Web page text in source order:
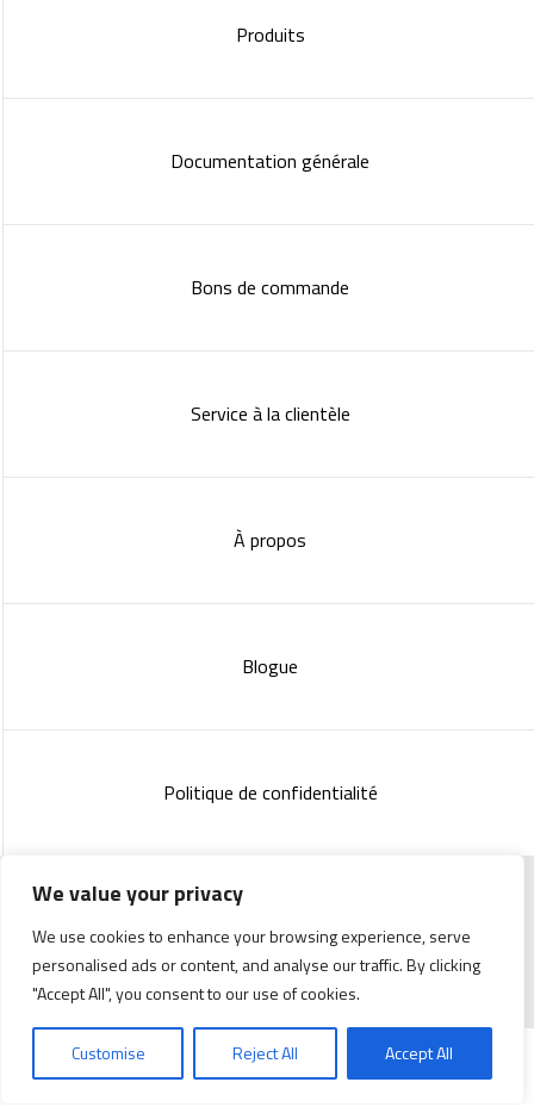
We value your privacy
We use cookies to enhance your browsing experience, serve
personalised ads or content, and analyse our traffic. By clicking
"Accept All", you consent to our use of cookies.
Customise Reject All Accept All
Produits
Documentation générale
Bons de commande
Service à la clientèle
À propos
Blogue
Politique de confidentialité
Copyright 2023 :Standish Communications& Mélissa
Lachance